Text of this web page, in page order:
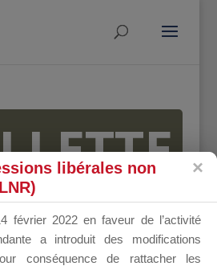
DU
libérales non
février 2022 en faveur de l’activité
a introduit des modifications
conséquence de rattacher les